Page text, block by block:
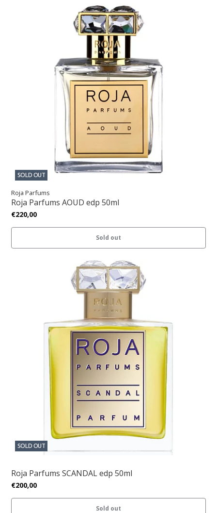
SOLD OUT
Roja Parfums
Roja Parfums AOUD edp 50ml
€220,00
Sold out
SOLD OUT
Roja Parfums SCANDAL edp 50ml
€200,00
Sold out